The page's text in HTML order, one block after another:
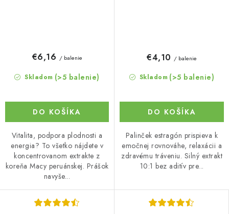
Skladom (>5 balenie)
€6,16 / balenie
DO KOŠÍKA
Vitalita, podpora plodnosti a
energia? To všetko nájdete v
koncentrovanom extrakte z
koreňa Macy peruánskej. Prášok
navyše...
Skladom (>5 balenie)
€4,10 / balenie
DO KOŠÍKA
Palinček estragón prispieva k
emočnej rovnováhe, relaxácii a
zdravému tráveniu. Silný extrakt
10:1 bez aditív pre...